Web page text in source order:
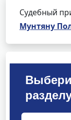
Судебный
Мунтяну